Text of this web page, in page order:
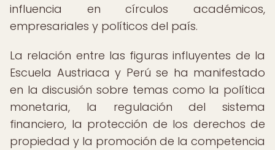
influencia en círculos académicos,
empresariales y políticos del país.
La relación entre las figuras influyentes de la
Escuela Austriaca y Perú se ha manifestado
en la discusión sobre temas como la política
monetaria, la regulación del sistema
financiero, la protección de los derechos de
propiedad y la promoción de la competencia